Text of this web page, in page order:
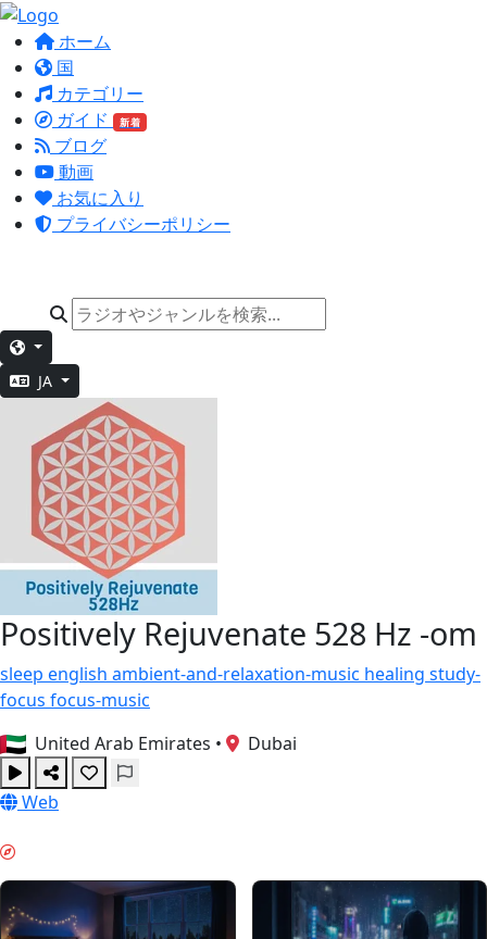
ホーム
国
カテゴリー
ガイド
新着
ブログ
動画
お気に入り
プライバシーポリシー
JA
Positively Rejuvenate 528 Hz -om
sleep english ambient-and-relaxation-music healing study-
focus focus-music
United Arab Emirates • Dubai
Web